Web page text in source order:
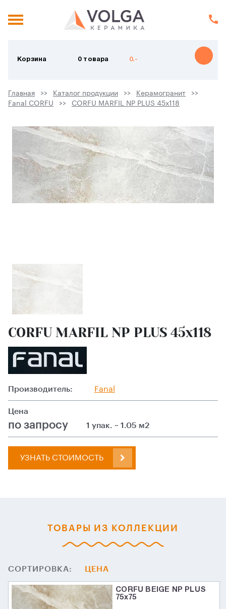
Корзина 0 товара 0.-
Главная Каталог продукции
Керамогранит
Fanal CORFU
CORFU MARFIL NP PLUS 45х118
CORFU MARFIL NP PLUS 45х118
Производитель: Fanal
Цена
по запросу 1 упак. ~ 1.05 м2
УЗНАТЬ СТОИМОСТЬ
ТОВАРЫ ИЗ КОЛЛЕКЦИИ
СОРТИРОВКА: ЦЕНА
CORFU BEIGE NP PLUS
75х75